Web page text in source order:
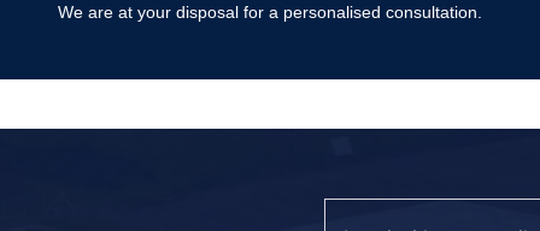
We are at your disposal for a personalised consultation.